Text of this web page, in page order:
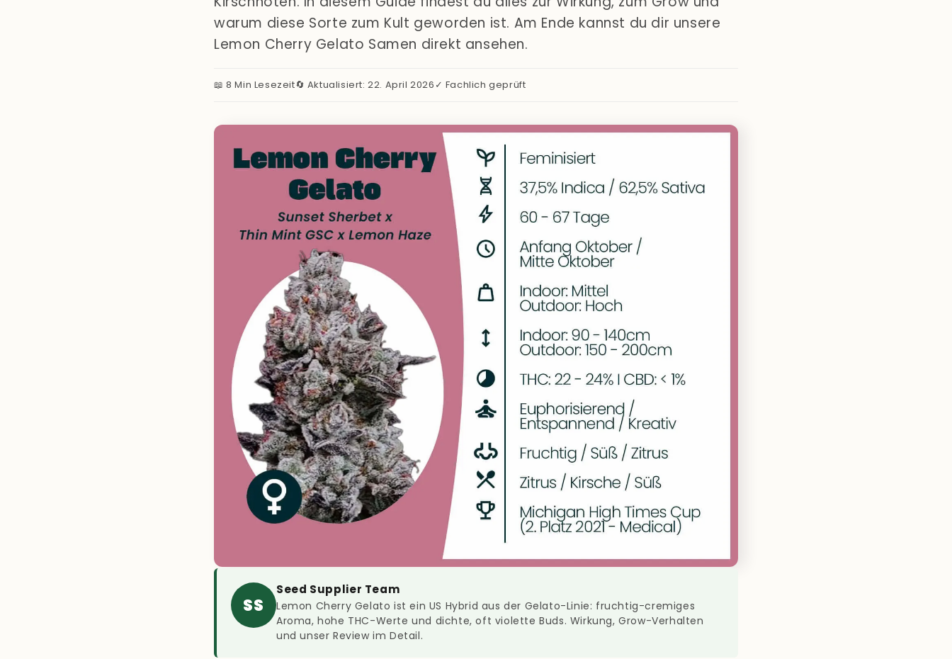
warum diese Sorte zum Kult geworden ist. Am Ende kannst du dir unsere
Lemon Cherry Gelato Samen direkt ansehen.
📖 8 Min Lesezeit🔄 Aktualisiert: 22. April 2026 ✓ Fachlich geprüft
SS
Seed Supplier Team
Lemon Cherry Gelato ist ein US Hybrid aus der Gelato-Linie: fruchtig-cremiges
Aroma, hohe THC-Werte und dichte, oft violette Buds. Wirkung, Grow-Verhalten
und unser Review im Detail.